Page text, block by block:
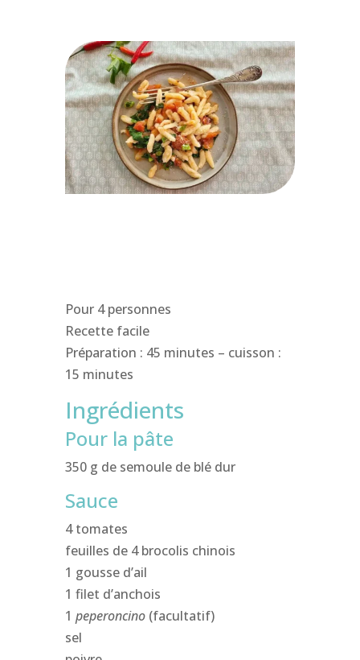
Pour 4 personnes
Recette facile
Préparation : 45 minutes – cuisson :
15 minutes
Ingrédients
Pour la pâte
350 g de semoule de blé dur
Sauce
4 tomates
feuilles de 4 brocolis chinois
1 gousse d’ail
1 filet d’anchois
1 peperoncino(facultatif)
sel